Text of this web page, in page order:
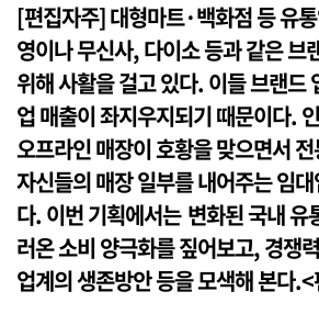
[편집자주]대형마트·백화점 등 유
영이나 무신사, 다이소 등과 같은 브
위해 사활을 걸고 있다. 이들 브랜드
업 매출이 좌지우지되기 때문이다.
오프라인 매장이 호황을 맞으면서
자신들의 매장 일부를 내어주는 임
다. 이번 기획에서는 변화된 국내 유
러온 소비 양극화를 짚어보고, 경쟁
업계의 생존방안 등을 모색해 본다